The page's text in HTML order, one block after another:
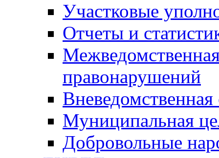
Участковые
Отчеты и
правонарушений
Вневедомственная
Муниципальная
Добровольные